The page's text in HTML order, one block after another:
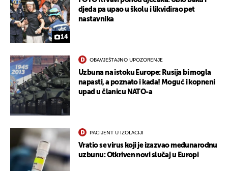
14
djeda pa upao u školu i likvidirao pet
nastavnika
OBAVJEŠTAJNO UPOZORENJE
Uzbuna na istoku Europe: Rusija bi mogla
napasti, a poznato i kada! Moguć i kopneni
upad u članicu NATO-a
PACIJENT U IZOLACIJI
Vratio se virus koji je izazvao međunarodnu
uzbunu: Otkriven novi slučaj u Europi